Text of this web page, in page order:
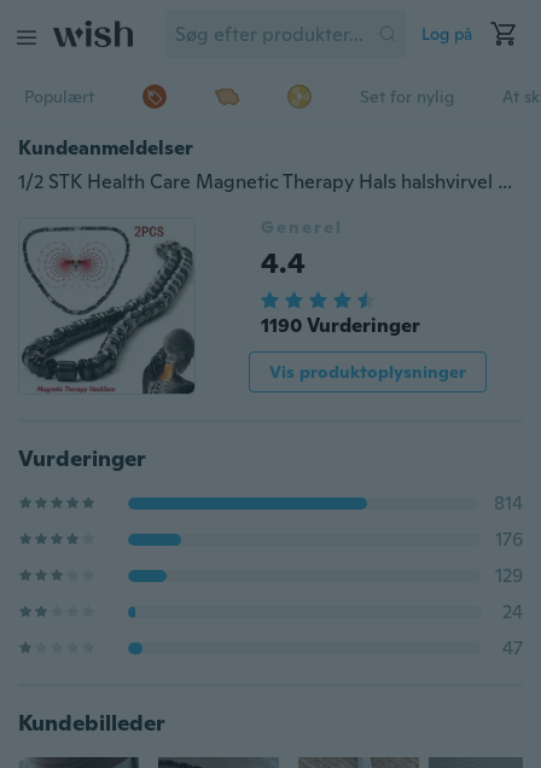
Log på
Populært Set for nylig At
Kundeanmeldelser
1/2 STK Health Care Magnetic Therapy Hals halshvirvel hæmatit halskæde
Generel
4.4
1190 Vurderinger
Vis produktoplysninger
Vurderinger
814
176
129
24
47
Kundebilleder